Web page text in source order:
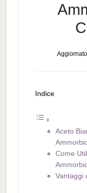
Aggiornato
Indice
Aceto
Come
Vantaggi